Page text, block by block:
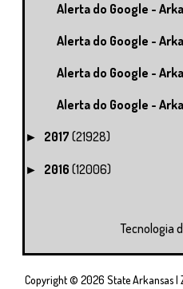
Alerta do Google -
Alerta do Google -
Alerta do Google -
Alerta do Google -
► 2017 (21928)
► 2016 (12006)
Tecnologia
Copyright © 2026 State Arkansas |